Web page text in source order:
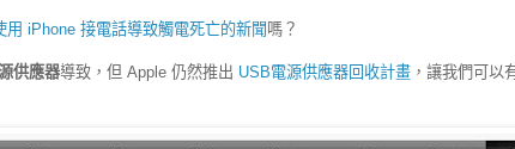
用 iPhone 接電話導致觸電死亡的新聞 嗎？
供應器導致，但 Apple 仍然推出 USB電源供應器回收計畫 ，讓我們可以